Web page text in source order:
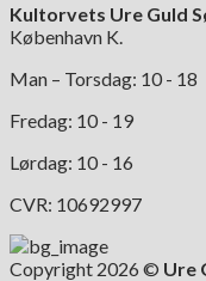
Kultorvets Ure Guld
København K.
Man – Torsdag: 10 - 18
Fredag: 10 - 19
Lørdag: 10 - 16
CVR: 10692997
Copyright 2026 © Ure